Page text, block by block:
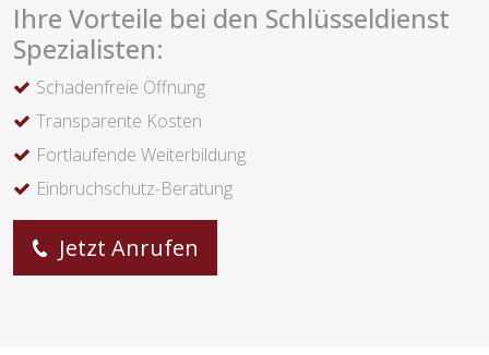
Ihre Vorteile bei den Schlüsseldienst
Spezialisten:
Schadenfreie Öffnung
Transparente Kosten
Fortlaufende Weiterbildung
Einbruchschutz-Beratung
Jetzt Anrufen